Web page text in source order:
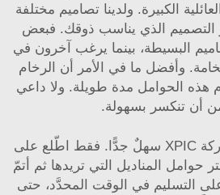
الكبيرة. ولدينا تصاميم مختلفة
التصميم الذي يناسب ذوقك. فبعض
البسيطة، بينما يرغب آخرون في
وأفضل ما في الأمر أن الرخام
هذه الحوامل مدة طويلة. ولا داعي
أن تنكسر بسهولة.
إن طلب الشراء من شركة XPIC سهلٌ جدًّا. فقط اطّلع على
حوامل المناديل التي تريدها ثم أتمّ
التسليم في الوقت المحدَّد، حتى